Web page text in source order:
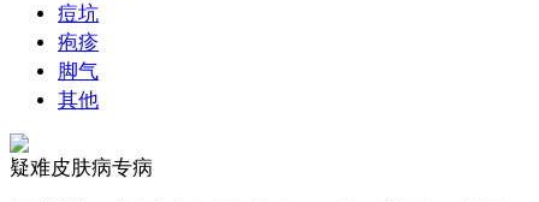
痘坑
疱疹
脚气
其他
疑难皮肤病专病